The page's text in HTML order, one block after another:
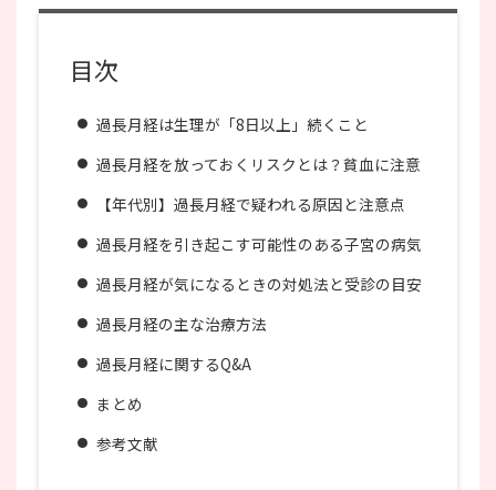
目次
過長月経は生理が「8日以上」続くこと
過長月経を放っておくリスクとは？貧血に注意
【年代別】過長月経で疑われる原因と注意点
過長月経を引き起こす可能性のある子宮の病気
過長月経が気になるときの対処法と受診の目安
過長月経の主な治療方法
過長月経に関するQ&A
まとめ
参考文献